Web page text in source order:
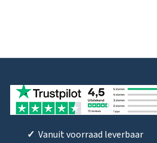
✓ Vanuit voorraad leverbaar